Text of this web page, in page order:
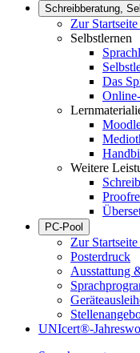
Schreibberatung,
Zur
Selbstlernen
Das
Weitere
PC-Pool
Zur
Posterdruck
Ausstattung
UNIcert®-